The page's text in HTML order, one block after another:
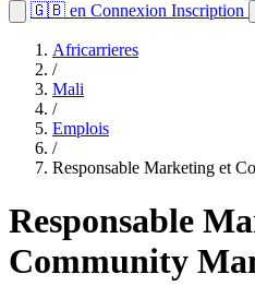
🇬🇧 en Connexion Inscription
Africarrieres
/
Mali
/
Emplois
/
Responsable Marketing et
Responsable
Community